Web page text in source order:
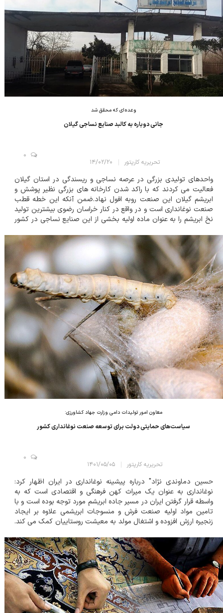
وعده‌ای که محقق شد
جانی دوباره به کالبد صنایع نساجی گیلان
تحریریه کارپتور ۱۴/۰۲/۲۰
0
واحدهای تولیدی بزرگی در عرصه نساجی و ریسندگی در استان گیلان
فعالیت می کردند که با راکد شدن کارخانه های بزرگی نظیر پوشش و
ابریشم گیلان این صنعت روبه افول نهاد.ضمن آنکه این خطه قطب
صنعت نوغانداری است و در واقع در کنار خراسان رضوی بیشترین تولید
نخ ابریشم را به عنوان ماده اولیه بخشی از این صنایع نساجی در کشور
پس از اجرای اصل ۴۴...
معاون امور تولیدات دامی وزارت جهاد کشاورزی:
سیاست‌های حمایتی دولت برای توسعه صنعت نوغانداری کشور
تحریریه کارپتور ۱۴۰۱/۰۵/۰۵
0
حسین دماوندی نژاد" درباره پیشینه نوغانداری در ایران اظهار کرد:
نوغانداری به عنوان یک میراث کهن فرهنگی و اقتصادی است که به
واسطه قرار گرفتن ایران در مسیر جاده ابریشم مورد توجه بوده است و با
تامین مواد اولیه صنعت فرش و منسوجات ابریشمی علاوه بر ایجاد
زنجیره ارزش افزوده و اشتغال مولد به معیشت روستاییان کمک می کند.
در سه د...